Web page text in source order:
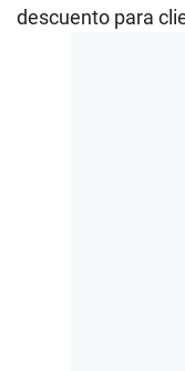
descuento para